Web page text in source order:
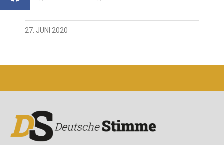
27. JUNI 2020